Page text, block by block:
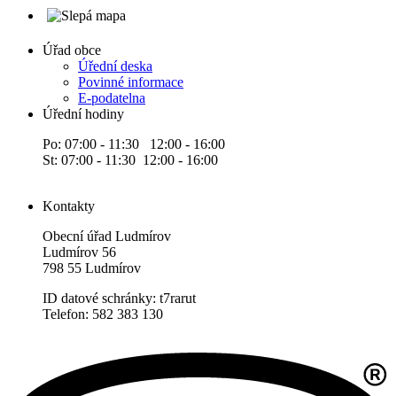
Úřad obce
Úřední deska
Povinné informace
E-podatelna
Úřední hodiny
Po: 07:00 - 11:30 12:00 - 16:00
St: 07:00 - 11:30 12:00 - 16:00
Kontakty
Obecní úřad Ludmírov
Ludmírov 56
798 55 Ludmírov
ID datové schránky: t7rarut
Telefon: 582 383 130